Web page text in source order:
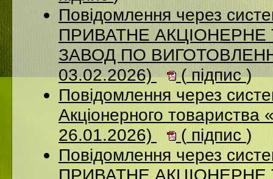
Повідомлення через
ПРИВАТНЕ
ЗАВОД ПО
03.02.2026)
(підпис)
Повідомлення через
Акціонерного
26.01.2026)
( підпис )
Повідомлення через
ПРИВАТНЕ АКЦІОНЕРНЕ